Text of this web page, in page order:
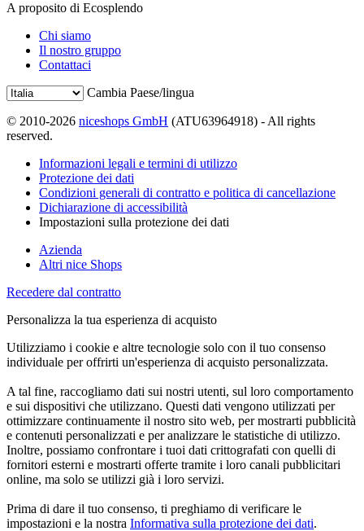
A proposito di Ecosplendo
Chi siamo
Il nostro gruppo
Contattaci
Cambia Paese/lingua
© 2010-2026 niceshops GmbH (ATU63964918) - All rights
reserved.
Informazioni legali e termini di utilizzo
Protezione dei dati
Condizioni generali di contratto e politica di cancellazione
Dichiarazione di accessibilità
Impostazioni sulla protezione dei dati
Azienda
Altri nice Shops
Recedere dal contratto
Personalizza la tua esperienza di acquisto
Utilizziamo i cookie e altre tecnologie solo con il tuo consenso
individuale per offrirti un'esperienza di acquisto personalizzata.
A tal fine, raccogliamo dati sui nostri utenti, sul loro comportamento
e sui dispositivi che utilizzano. Questi dati vengono utilizzati per
ottimizzare continuamente il nostro sito web, per mostrarti pubblicità
e contenuti personalizzati e per analizzare le statistiche di utilizzo.
Inoltre, possiamo confrontare i tuoi dati crittografati con quelli di
fornitori esterni e mostrarti offerte tramite i loro canali pubblicitari
online, ma solo se utilizzi già i loro servizi.
Prima di dare il tuo consenso, ti preghiamo di verificare le
impostazioni e la nostra Informativa sulla protezione dei dati.